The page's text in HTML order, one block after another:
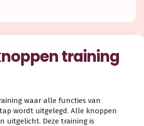
training
waar alle functies van
wordt uitgelegd. Alle knoppen
uitgelicht. Deze training is